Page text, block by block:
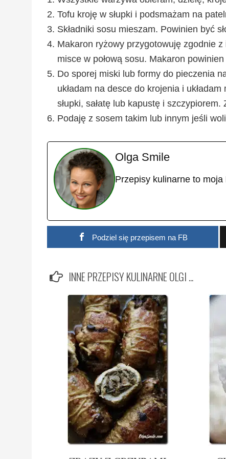
Tofu kroję w słupki i podsmażam na
Składniki sosu mieszam. Powinien być
Makaron ryżowy przygotowuję zgodnie
misce w połową sosu. Makaron
Do sporej miski lub formy do pieczenia
układam na desce do krojenia i
słupki, sałatę lub kapustę i szczypiorem.
Podaję z sosem takim lub innym jeśli
Olga Smile
Przepisy kulinarne to moja
Podziel się przepisem na FB
INNE PRZEPISY KULINARNE OLGI ...